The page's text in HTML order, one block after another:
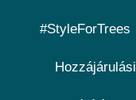
#StyleForTrees
Hozzájárulási